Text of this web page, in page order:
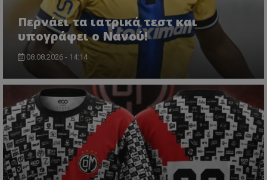
Περνάει τα ιατρικά τεστ και
υπογράφει ο Νανού!
08.08.2026 - 14:14